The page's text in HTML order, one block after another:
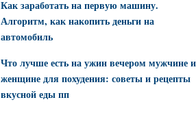
Как заработать на первую машину.
Алгоритм, как накопить деньги на
автомобиль
Что лучше есть на ужин вечером мужчине и
женщине для похудения: советы и рецепты
вкусной еды пп